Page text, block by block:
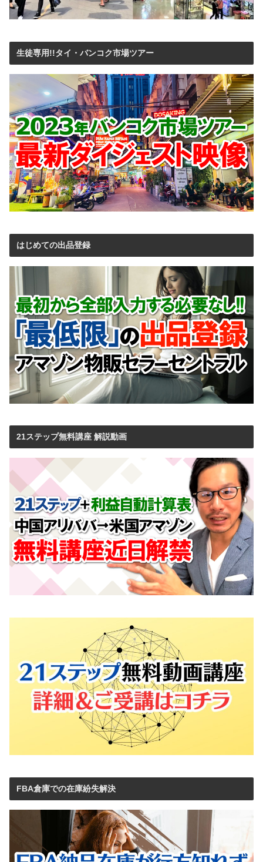
生徒専用!!タイ・バンコク市場ツアー
はじめての出品登録
21ステップ無料講座 解説動画
FBA倉庫での在庫紛失解決